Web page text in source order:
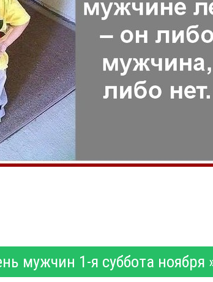
мужчин 1-я суббота ноября